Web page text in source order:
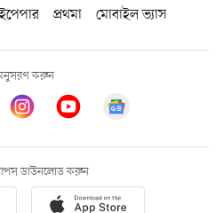
প্রথমা মোবাইল ভ্যাস
করুন
ডাউনলোড করুন